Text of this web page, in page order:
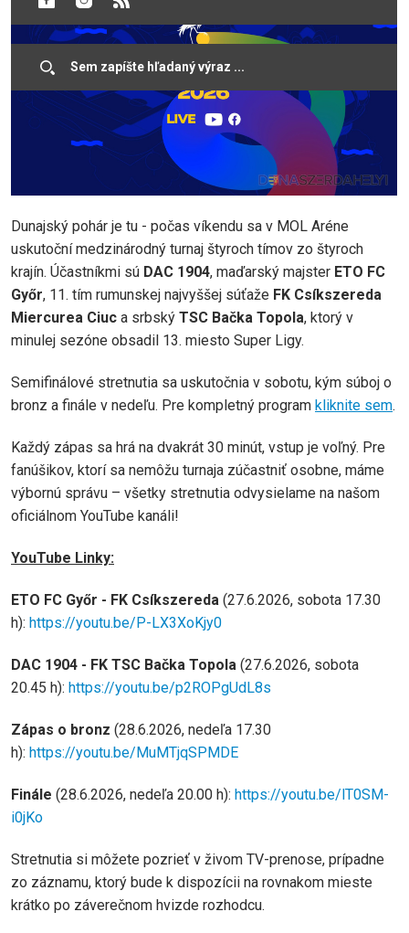
Dunajský pohár je tu - počas víkendu sa v MOL Aréne
uskutoční medzinárodný turnaj štyroch tímov zo štyroch
krajín. Účastníkmi sú DAC 1904, maďarský majster ETO FC
Győr, 11. tím rumunskej najvyššej súťaže FK Csíkszereda
Miercurea Ciuc a srbský TSC Bačka Topola, ktorý v
minulej sezóne obsadil 13. miesto Super Ligy.
Semifinálové stretnutia sa uskutočnia v sobotu, kým súboj o
bronz a finále v nedeľu. Pre kompletný program kliknite sem.
Každý zápas sa hrá na dvakrát 30 minút, vstup je voľný. Pre
fanúšikov, ktorí sa nemôžu turnaja zúčastniť osobne, máme
výbornú správu – všetky stretnutia odvysielame na našom
oficiálnom YouTube kanáli!
YouTube Linky:
ETO FC Győr - FK Csíkszereda (27.6.2026, sobota 17.30
h): https://youtu.be/P-LX3XoKjy0
DAC 1904 - FK TSC Bačka Topola (27.6.2026, sobota
20.45 h): https://youtu.be/p2ROPgUdL8s
Zápas o bronz (28.6.2026, nedeľa 17.30
h): https://youtu.be/MuMTjqSPMDE
Finále (28.6.2026, nedeľa 20.00 h): https://youtu.be/lT0SM-
i0jKo
Stretnutia si môžete pozrieť v živom TV-prenose, prípadne
zo záznamu, ktorý bude k dispozícii na rovnakom mieste
krátko po záverečnom hvizde rozhodcu.